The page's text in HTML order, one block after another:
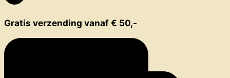
Gratis verzending vanaf € 50,-